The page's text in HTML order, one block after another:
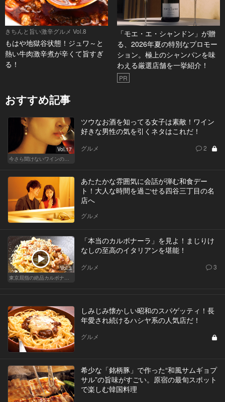
きちんと旨い激辛グルメ Vol.8
もはや地獄谷状態！ジュワ～と
熱い牛肉激辛煮が辛くて旨すぎ
る！
「モエ・エ・シャンドン」が贈
る、2026年夏の特別なプロモー
ション。極上のシャンパンを味
わえる厳選店舗を一挙紹介！
PR
おすすめ記事
Vol.17
今さら聞けないワインの基礎知識
ツウなお酒を知ってる女子は素敵！ワイン
好きな男性の気を引くネタはこれだ！
グルメ 2
あたたかな雰囲気に会話が弾む和食デー
ト！大人な時間を過ごせる四谷三丁目の名
店へ
グルメ
Vol.3
東京屈指の絶品カルボナーラ！すぐに行きたくなる美味しい人気店
「本当のカルボナーラ」を見よ！まじりけ
なしの至高のイタリアンを堪能！
グルメ 3
しみじみ懐かしい昭和のスパゲッティ！長
年愛され続けるハシヤ系の人気店だ！
グルメ
希少な「銘柄豚」で作った“和風サムギョプ
サル”の旨味がすごい。原宿の最旬スポット
で楽しむ韓国料理